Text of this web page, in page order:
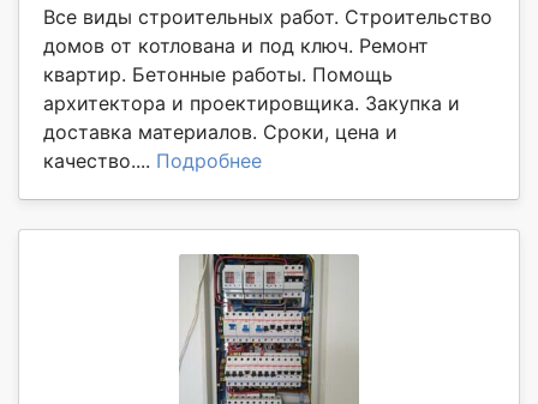
Все виды строительных работ. Строительство
домов от котлована и под ключ. Ремонт
квартир. Бетонные работы. Помощь
архитектора и проектировщика. Закупка и
доставка материалов. Сроки, цена и
качество.... Подробнее